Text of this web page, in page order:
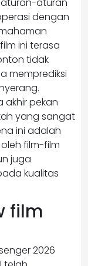
dengan
ini terasa
tidak
memprediksi
akhir pekan
yang sangat
ini adalah
film-film
juga
kualitas
film
2026